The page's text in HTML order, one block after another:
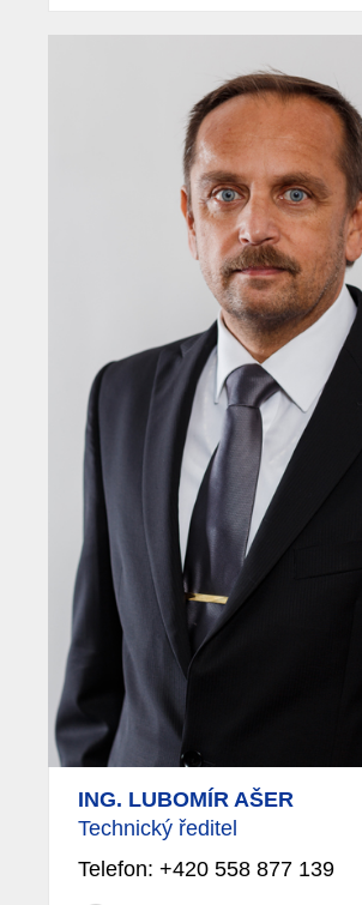
ING. LUBOMÍR AŠER
Technický ředitel
Telefon: +420 558 877 139